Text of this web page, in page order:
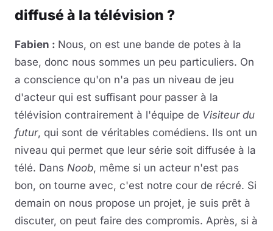
diffusé à la télévision ?
Fabien : Nous, on est une bande de potes à la
base, donc nous sommes un peu particuliers. On
a conscience qu'on n'a pas un niveau de jeu
d'acteur qui est suffisant pour passer à la
télévision contrairement à l'équipe de Visiteur du
futur, qui sont de véritables comédiens. Ils ont un
niveau qui permet que leur série soit diffusée à la
télé. Dans Noob, même si un acteur n'est pas
bon, on tourne avec, c'est notre cour de récré. Si
demain on nous propose un projet, je suis prêt à
discuter, on peut faire des compromis. Après, si à